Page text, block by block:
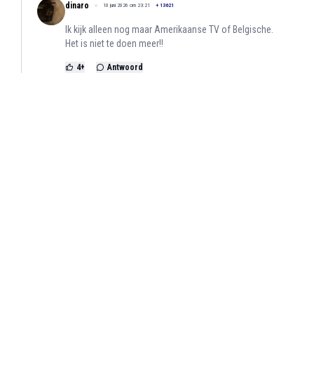
dinaro 10 juni 2026 om 23:21 + 13621
Ik kijk alleen nog maar Amerikaanse TV of Belgische.
Het is niet te doen meer!!
4+ Antwoord